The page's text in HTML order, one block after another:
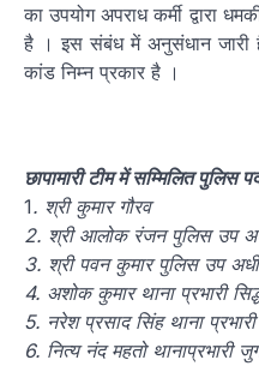
का उपयोग अपराध कर्मी द्वारा
है । इस संबंध में अनुसंधान जारी है
कांड निम्न प्रकार है ।
छापामारी टीम में सम्मिलित पुलिस
1. श्री कुमार गौरव
2. श्री आलोक रंजन पुलिस उप
3. श्री पवन कुमार पुलिस उप
4. अशोक कुमार थाना प्रभारी
5. नरेश प्रसाद सिंह थाना प्रभारी
6. नित्य नंद महतो थानाप्रभारी